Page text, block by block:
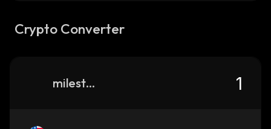
Crypto Converter
milestone-millions